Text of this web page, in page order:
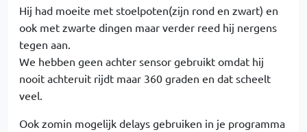
Hij had moeite met stoelpoten(zijn rond en zwart) en
ook met zwarte dingen maar verder reed hij nergens
tegen aan.
We hebben geen achter sensor gebruikt omdat hij
nooit achteruit rijdt maar 360 graden en dat scheelt
veel.
Ook zomin mogelijk delays gebruiken in je programma